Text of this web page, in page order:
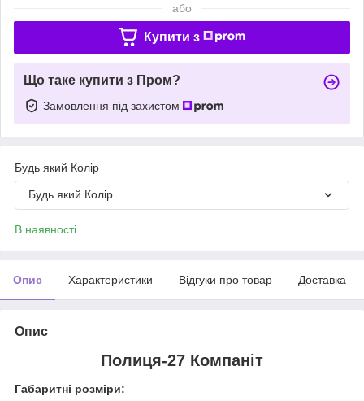
або
Купити з
Що таке купити з Пром?
Замовлення під захистом
Будь який Колір
Будь який Колір
В наявності
Опис Характеристики Відгуки про товар Доставка
Опис
Полиця-27 Компаніт
Габаритні розміри: